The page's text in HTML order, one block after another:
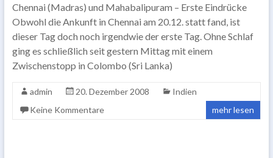
Chennai (Madras) und Mahabalipuram – Erste Eindrücke
Obwohl die Ankunft in Chennai am 20.12. statt fand, ist
dieser Tag doch noch irgendwie der erste Tag. Ohne Schlaf
ging es schließlich seit gestern Mittag mit einem
Zwischenstopp in Colombo (Sri Lanka)
admin 20. Dezember 2008
Indien
Keine Kommentare
mehr lesen